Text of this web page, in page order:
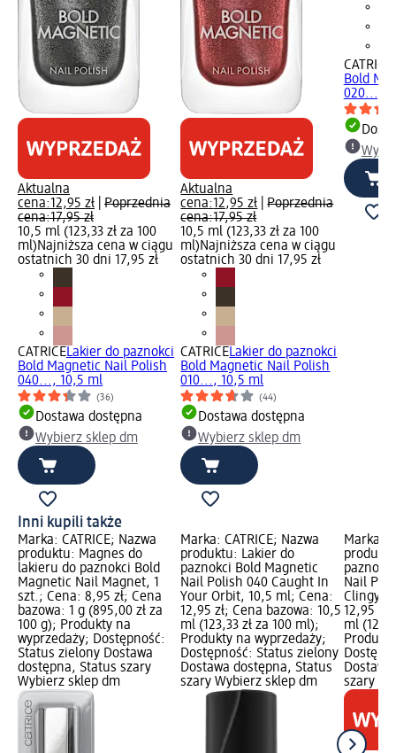
Aktualna
cena:12,95 zł
Poprzednia
cena:17,95 zł
10,5 ml (123,33 zł za 100
ml)Najniższa cena w ciągu
ostatnich 30 dni 17,95 zł
CATRICELakier do paznokci
Bold Magnetic Nail Polish
040..., 10,5 ml
(36)
Dostawa dostępna
Wybierz sklep dm
Aktualna
cena:12,95 zł |Poprzednia
cena:17,95 zł
10,5 ml (123,33 zł za 100
ml)Najniższa cena w ciągu
ostatnich 30 dni 17,95 zł
CATRICELakier do paznokci
Bold Magnetic Nail Polish
010..., 10,5 ml
(44)
Dostawa dostępna
Wybierz sklep dm
CATRICE
Bold
020...,
Inni kupili także
Marka: CATRICE; Nazwa
produktu: Magnes do
lakieru do paznokci Bold
Magnetic Nail Magnet, 1
szt.; Cena: 8,95 zł; Cena
bazowa: 1 g (895,00 zł za
100 g); Produkty na
wyprzedaży; Dostępność:
Status zielony Dostawa
dostępna, Status szary
Wybierz sklep dm
Marka: CATRICE; Nazwa
produktu: Lakier do
paznokci Bold Magnetic
Nail Polish 040 Caught In
Your Orbit, 10,5 ml; Cena:
12,95 zł; Cena bazowa: 10,5
ml (123,33 zł za 100 ml);
Produkty na wyprzedaży;
Dostępność: Status zielony
Dostawa dostępna, Status
szary Wybierz sklep dm
Marka:
Nail
Clingy,
12,95
ml
szary